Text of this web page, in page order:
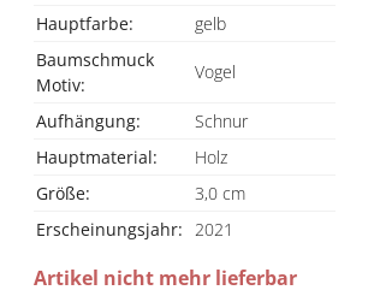
Hauptfarbe:
gelb
Baumschmuck
Motiv:
Vogel
Aufhängung:
Schnur
Hauptmaterial:
Holz
Größe:
3,0 cm
Erscheinungsjahr: 2021
Artikel nicht mehr lieferbar